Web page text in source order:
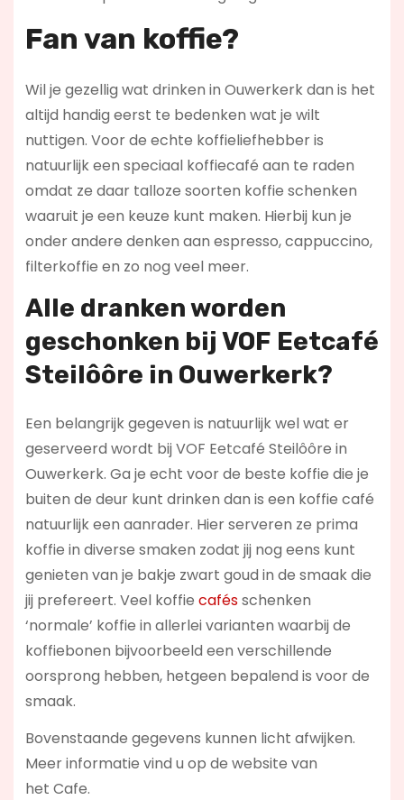
Fan van koffie?
Wil je gezellig wat drinken in Ouwerkerk dan is het
altijd handig eerst te bedenken wat je wilt
nuttigen. Voor de echte koffieliefhebber is
natuurlijk een speciaal koffiecafé aan te raden
omdat ze daar talloze soorten koffie schenken
waaruit je een keuze kunt maken. Hierbij kun je
onder andere denken aan espresso, cappuccino,
filterkoffie en zo nog veel meer.
Alle dranken worden
geschonken bij VOF Eetcafé
Steilôôre in Ouwerkerk?
Een belangrijk gegeven is natuurlijk wel wat er
geserveerd wordt bij VOF Eetcafé Steilôôre in
Ouwerkerk. Ga je echt voor de beste koffie die je
buiten de deur kunt drinken dan is een koffie café
natuurlijk een aanrader. Hier serveren ze prima
koffie in diverse smaken zodat jij nog eens kunt
genieten van je bakje zwart goud in de smaak die
jij prefereert. Veel koffie cafésschenken
‘normale’ koffie in allerlei varianten waarbij de
koffiebonen bijvoorbeeld een verschillende
oorsprong hebben, hetgeen bepalend is voor de
smaak.
Bovenstaande gegevens kunnen licht afwijken.
Meer informatie vind u op de website van
het Cafe.